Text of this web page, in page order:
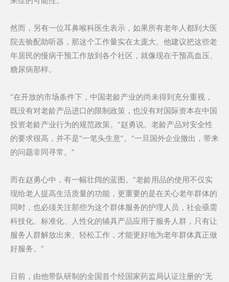
然而，另有一位耳鼻喉科医生表示，如果所有老年人都到大医
院去验配助听器，那这个工作量实在太庞大。他建议把这些老
年居民的慢病干预工作放到各个社区，就像现在干预高血压、
糖尿病那样。
“在开放的市场条件下，中国老龄产业的尚未得到充分重视，
既没有对老龄产品进口的限制政策，也没有对国际资本在中国
投资老龄产业行为的规范政策。”赵勇说。老龄产品对安全性
的要求很高，并不是“一笔头生意”。“一旦国外企业撤出，带来
的问题非同寻常。”
而在赵勇心中，有一幅壮阔的蓝图。“老龄用品的使用不仅实
现给老人提高生活质量的功能，更重要的是在关心老年群体的
同时，也必须关注那些为这个群体服务的护理人员，社会亟需
科技化、标准化、人性化的辅具产品应用于服务人群，只有让
服务人群解放出来、轻松工作，才能更好地为老年群体真正做
好服务。”
日前，由他带队研制的全国首个经国家药监局认证注册的“无